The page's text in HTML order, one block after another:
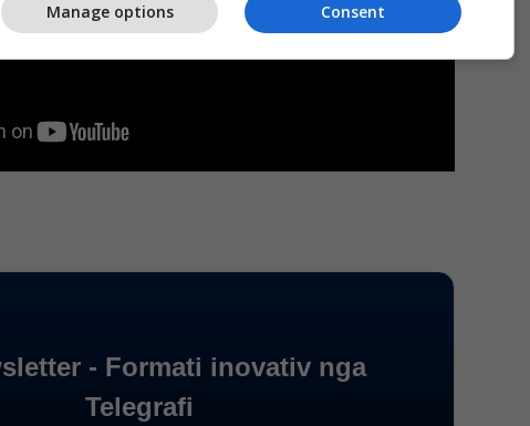
Consent
Manage options